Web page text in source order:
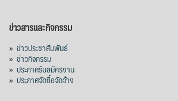
ข่าวสารและกิจกรรม
» ข่าวประชาสัมพันธ์
» ข่าวกิจกรรม
» ประกาศรับสมัครงาน
» ประกาศจัดซื้อจัดจ้าง